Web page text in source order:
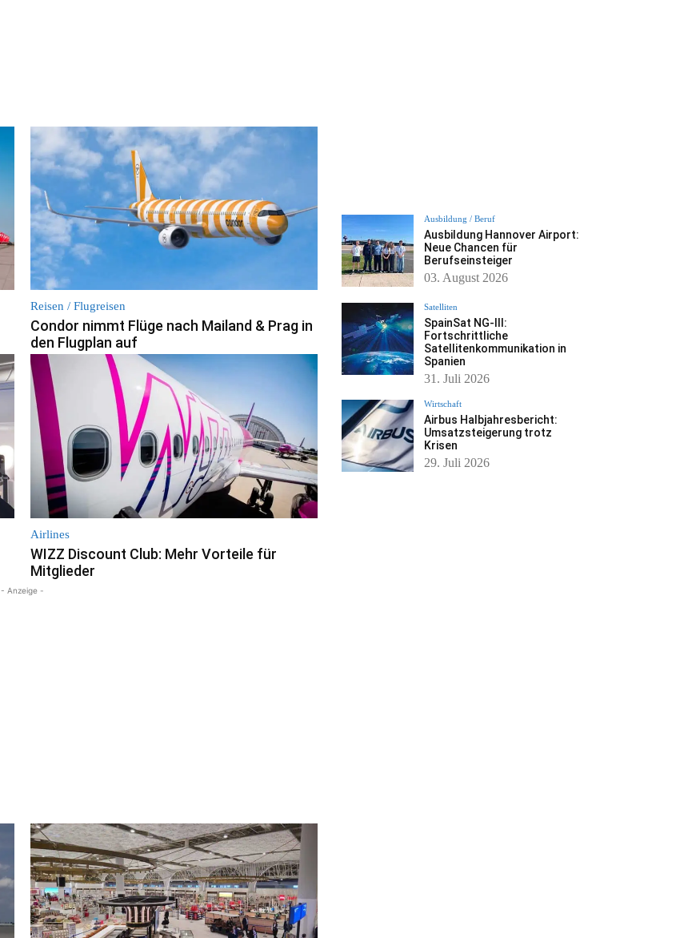
Reisen / Flugreisen
Condor nimmt Flüge nach Mailand & Prag in
den Flugplan auf
Airlines
WIZZ Discount Club: Mehr Vorteile für
Mitglieder
- Anzeige -
Ausbildung / Beruf
Ausbildung Hannover Airport:
Neue Chancen für
Berufseinsteiger
03. August 2026
Satelliten
SpainSat NG-III:
Fortschrittliche
Satellitenkommunikation in
Spanien
31. Juli 2026
Wirtschaft
Airbus Halbjahresbericht:
Umsatzsteigerung trotz
Krisen
29. Juli 2026